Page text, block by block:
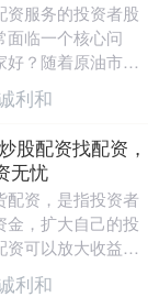
资服务的投资者股
面临一个核心问
好？随着原油市场
易者希望通过配
利和
股配资找配资，
无忧
配资，是指投资者
金，扩大自己的投
资可以放大收益，
此，选择一家安
利和